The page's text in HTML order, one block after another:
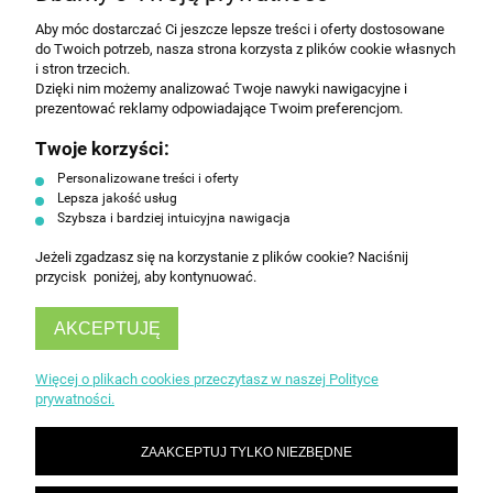
Wyrażam zgodę na przesyłanie informacji
handlowej na poniższy adres email. Więcej w
Polityce prywatności.
ZAPISZ SIĘ
Aby móc dostarczać Ci jeszcze lepsze treści i oferty dostosowane
do Twoich potrzeb, nasza strona korzysta z plików cookie własnych
i stron trzecich.
Dzięki nim możemy analizować Twoje nawyki nawigacyjne i
prezentować reklamy odpowiadające Twoim preferencjom.
Twoje korzyści:
Personalizowane treści i oferty
Lepsza jakość usług
Szybsza i bardziej intuicyjna nawigacja
Jeżeli zgadzasz się na korzystanie z plików cookie? Naciśnij
przycisk poniżej, aby kontynuować.
AKCEPTUJĘ
Więcej o plikach cookies przeczytasz w naszej Polityce
prywatności.
ZAAKCEPTUJ TYLKO NIEZBĘDNE